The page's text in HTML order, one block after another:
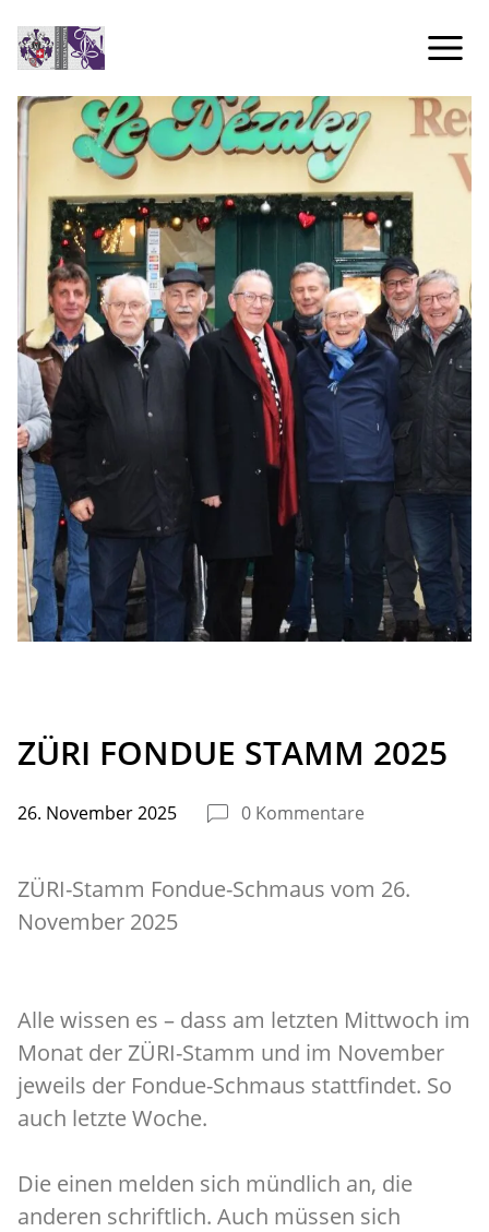
ZÜRI FONDUE STAMM 2025
26. November 2025 0 Kommentare
ZÜRI-Stamm Fondue-Schmaus vom 26.
November 2025
Alle wissen es – dass am letzten Mittwoch im
Monat der ZÜRI-Stamm und im November
jeweils der Fondue-Schmaus stattfindet. So
auch letzte Woche.
Die einen melden sich mündlich an, die
anderen schriftlich. Auch müssen sich